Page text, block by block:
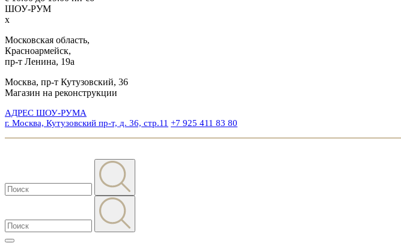
ШОУ-РУМ
x
Московская область,
Красноармейск,
пр-т Ленина, 19а
Москва, пр-т Кутузовский, 36
Магазин на реконструкции
АДРЕС ШОУ-РУМА
г. Москва, Кутузовский пр-т, д. 36, стр.11 +7 925 411 83 80